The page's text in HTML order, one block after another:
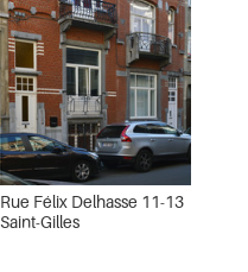
Rue Félix Delhasse 11-13
Saint-Gilles